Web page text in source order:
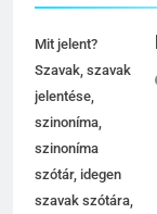
Mit jelent?
Szavak, szavak
jelentése,
szinoníma,
szinoníma
szótár, idegen
szavak szótára,